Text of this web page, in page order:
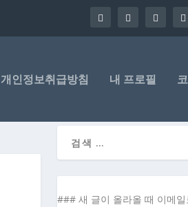
개인정보취급방침 내 프로필
### 새 글이 올라올 때 이메일